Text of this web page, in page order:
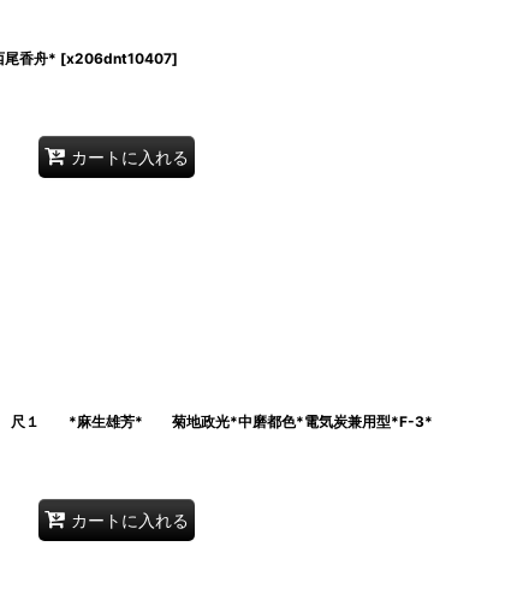
香舟* [x206dnt10407]
カートに入れる
尺１ *麻生雄芳* 菊地政光*中磨都色*電気炭兼用型*F-3*
カートに入れる